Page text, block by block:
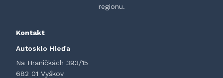
regionu.
Kontakt
Autosklo Hleďa
Na Hraničkách 393/15
682 01 Vyškov